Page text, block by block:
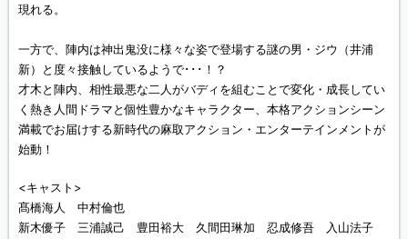
現れる。
一方で、陣内は神出鬼没に様々な姿で登場する謎の男・ジウ（井浦
新）と度々接触しているようで･･･！？
才木と陣内、相性最悪な二人がバディを組むことで変化・成長してい
く熱き人間ドラマと個性豊かなキャラクター、本格アクションシーン
満載でお届けする新時代の麻取アクション・エンターテインメントが
始動！
<キャスト>
髙橋海人 中村倫也
新木優子 三浦誠己 豊田裕大 久間田琳加 忍成修吾 入山法子